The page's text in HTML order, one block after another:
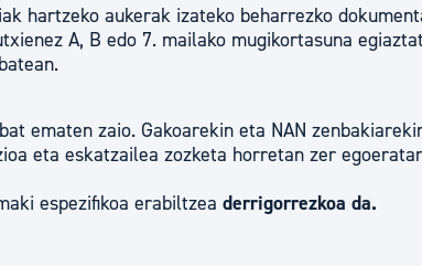
hartzeko aukerak izateko beharrezko
A, B edo 7. mailako mugikortasuna
ematen zaio. Gakoarekin eta NAN
eta eskatzailea zozketa horretan zer
espezifikoa erabiltzea derrigorrezkoa da.